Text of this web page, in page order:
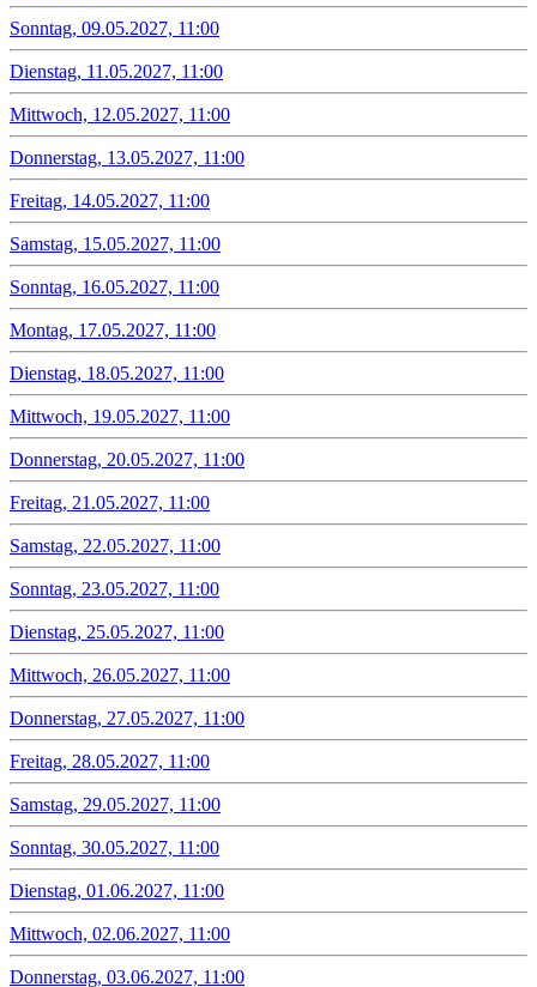
Sonntag, 09.05.2027, 11:00
Dienstag, 11.05.2027, 11:00
Mittwoch, 12.05.2027, 11:00
Donnerstag, 13.05.2027, 11:00
Freitag, 14.05.2027, 11:00
Samstag, 15.05.2027, 11:00
Sonntag, 16.05.2027, 11:00
Montag, 17.05.2027, 11:00
Dienstag, 18.05.2027, 11:00
Mittwoch, 19.05.2027, 11:00
Donnerstag, 20.05.2027, 11:00
Freitag, 21.05.2027, 11:00
Samstag, 22.05.2027, 11:00
Sonntag, 23.05.2027, 11:00
Dienstag, 25.05.2027, 11:00
Mittwoch, 26.05.2027, 11:00
Donnerstag, 27.05.2027, 11:00
Freitag, 28.05.2027, 11:00
Samstag, 29.05.2027, 11:00
Sonntag, 30.05.2027, 11:00
Dienstag, 01.06.2027, 11:00
Mittwoch, 02.06.2027, 11:00
Donnerstag, 03.06.2027, 11:00